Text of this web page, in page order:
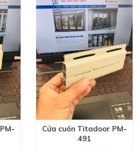
Cửa cuốn Titadoor PM-
491
THÀNH
ký tư vấn trực tiếp 24/7:
0989877275